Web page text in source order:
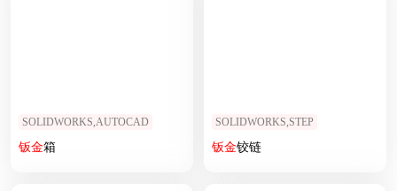
SOLIDWORKS,AUTOCAD
钣金箱
SOLIDWORKS,STEP
钣金铰链